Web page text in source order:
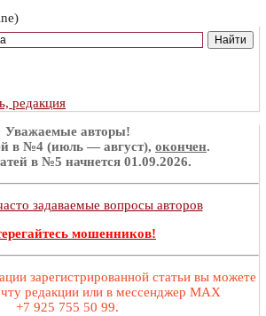
редакция
Уважаемые авторы!
в №4 (июль — август), окончен.
в №5 начнется 01.09.2026.
задаваемые вопросы авторов
мошенников!
зарегистрированной статьи вы можете
редакции или в мессенджер MAX
+7 925 755 50 99.